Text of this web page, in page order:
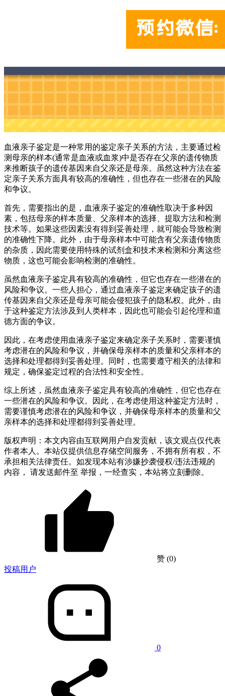
血液亲子鉴定是一种常用的鉴定亲子关系的方法，主要通过检
测母亲的样本(通常是血液或血浆)中是否存在父亲的遗传物质
来推断孩子的遗传基因来自父亲还是母亲。虽然这种方法在鉴
定亲子关系方面具有较高的准确性，但也存在一些潜在的风险
和争议。
首先，需要指出的是，血液亲子鉴定的准确性取决于多种因
素，包括母亲的样本质量、父亲样本的选择、提取方法和检测
技术等。如果这些因素没有得到妥善处理，就可能会导致检测
的准确性下降。此外，由于母亲样本中可能含有父亲遗传物质
的杂质，因此需要使用特殊的试剂盒和技术来检测和分离这些
物质，这也可能会影响检测的准确性。
虽然血液亲子鉴定具有较高的准确性，但它也存在一些潜在的
风险和争议。一些人担心，通过血液亲子鉴定来确定孩子的遗
传基因来自父亲还是母亲可能会侵犯孩子的隐私权。此外，由
于这种鉴定方法涉及到人类样本，因此也可能会引起伦理和道
德方面的争议。
因此，在考虑使用血液亲子鉴定来确定亲子关系时，需要谨慎
考虑潜在的风险和争议，并确保母亲样本的质量和父亲样本的
选择和处理都得到妥善处理。同时，也需要遵守相关的法律和
规定，确保鉴定过程的合法性和安全性。
综上所述，虽然血液亲子鉴定具有较高的准确性，但它也存在
一些潜在的风险和争议。因此，在考虑使用这种鉴定方法时，
需要谨慎考虑潜在的风险和争议，并确保母亲样本的质量和父
亲样本的选择和处理都得到妥善处理。
版权声明：本文内容由互联网用户自发贡献，该文观点仅代表
作者本人。本站仅提供信息存储空间服务，不拥有所有权，不
承担相关法律责任。如发现本站有涉嫌抄袭侵权/违法违规的
内容， 请发送邮件至 举报，一经查实，本站将立刻删除。
赞 (0)
投稿用户
0